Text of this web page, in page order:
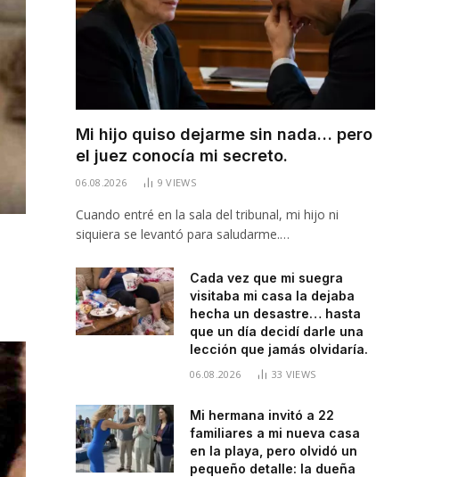
Mi hijo quiso dejarme sin nada… pero
el juez conocía mi secreto.
06.08.2026 9VIEWS
Cuando entré en la sala del tribunal, mi hijo ni
siquiera se levantó para saludarme.…
Cada vez que mi suegra
visitaba mi casa la dejaba
hecha un desastre… hasta
que un día decidí darle una
lección que jamás olvidaría.
06.08.2026 33 VIEWS
Mi hermana invitó a 22
familiares a mi nueva casa
en la playa, pero olvidó un
pequeño detalle: la dueña